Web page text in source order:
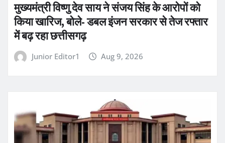
मुख्यमंत्री विष्णु देव साय ने संजय सिंह के आरोपों को
किया खारिज, बोले- डबल इंजन सरकार से तेज रफ्तार
में बढ़ रहा छत्तीसगढ़
Junior Editor1 Aug 9, 2026